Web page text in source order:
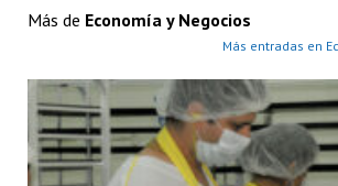
Más de Economía y Negocios
Más entradas en